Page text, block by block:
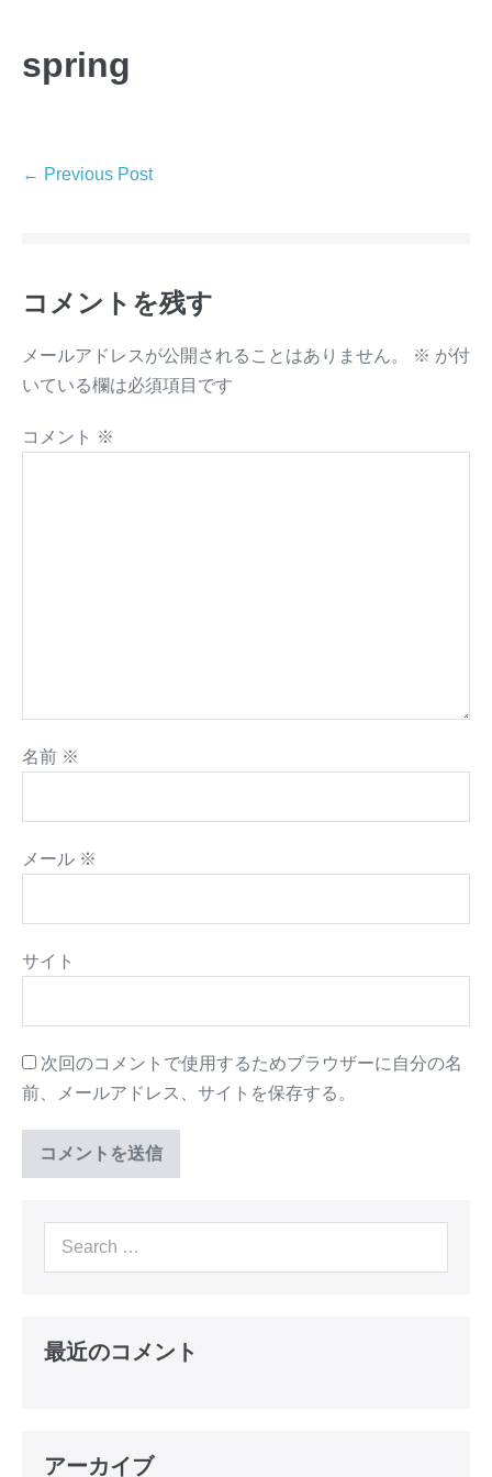
content
spring
Post
← Previous Post
コメントを残す
メールアドレスが公開されることはありません。 ※ が付
いている欄は必須項目です
コメント ※
名前 ※
メール ※
サイト
次回のコメントで使用するためブラウザーに自分の名
前、メールアドレス、サイトを保存する。
Search
最近のコメント
アーカイブ